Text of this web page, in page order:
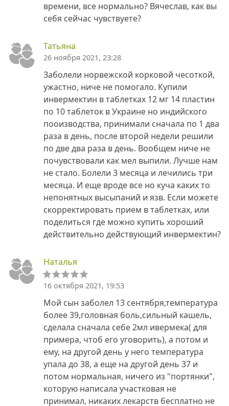
времени, все нормально? Вячеслав, как вы
себя сейчас чувствуете?
Татьяна
26 ноября 2021, 23:28
Заболели норвежской корковой чесоткой,
ужастно, ниче не помогало. Купили
инвермектин в таблетках 12 мг 14 пластин
по 10 таблеток в Украине но индийского
пооизводства, принимали сначала по 1 два
раза в день, после второй недели решили
по две два раза в день. Вообщем ниче не
почувствовали как мел выпили. Лучше нам
не стало. Болели 3 месяца и лечились три
месяца. И еще вроде все но куча каких то
непонятных высыпаний и язв. Если можете
скорректировать прием в таблетках, или
поделиться где можно купить хороший
действительно действующий инвермектин?
Наталья
16 октября 2021, 19:53
Мой сын заболел 13 сентября,температура
более 39,головная боль,сильный кашель,
сделала сначала себе 2мл ивермека( для
примера, чтоб его уговорить), а потом и
ему, на другой день у него температура
упала до 38, а еще на другой день 37 и
потом нормальная, ничего из "портянки",
которую написала участковая не
принимал, никаких лекарств бесплатно не